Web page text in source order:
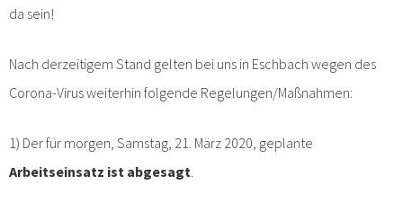
da sein!
Nach derzeitigem Stand gelten bei uns in Eschbach wegen des
Corona-Virus weiterhin folgende Regelungen/Maßnahmen:
1) Der für morgen, Samstag, 21. März 2020, geplante
Arbeitseinsatz ist abgesagt